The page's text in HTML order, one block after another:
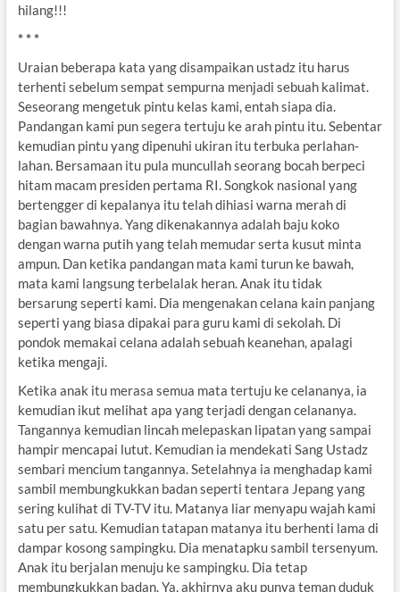
hilang!!!
* * *
Uraian beberapa kata yang disampaikan ustadz itu harus
terhenti sebelum sempat sempurna menjadi sebuah kalimat.
Seseorang mengetuk pintu kelas kami, entah siapa dia.
Pandangan kami pun segera tertuju ke arah pintu itu. Sebentar
kemudian pintu yang dipenuhi ukiran itu terbuka perlahan-
lahan. Bersamaan itu pula muncullah seorang bocah berpeci
hitam macam presiden pertama RI. Songkok nasional yang
bertengger di kepalanya itu telah dihiasi warna merah di
bagian bawahnya. Yang dikenakannya adalah baju koko
dengan warna putih yang telah memudar serta kusut minta
ampun. Dan ketika pandangan mata kami turun ke bawah,
mata kami langsung terbelalak heran. Anak itu tidak
bersarung seperti kami. Dia mengenakan celana kain panjang
seperti yang biasa dipakai para guru kami di sekolah. Di
pondok memakai celana adalah sebuah keanehan, apalagi
ketika mengaji.
Ketika anak itu merasa semua mata tertuju ke celananya, ia
kemudian ikut melihat apa yang terjadi dengan celananya.
Tangannya kemudian lincah melepaskan lipatan yang sampai
hampir mencapai lutut. Kemudian ia mendekati Sang Ustadz
sembari mencium tangannya. Setelahnya ia menghadap kami
sambil membungkukkan badan seperti tentara Jepang yang
sering kulihat di TV-TV itu. Matanya liar menyapu wajah kami
satu per satu. Kemudian tatapan matanya itu berhenti lama di
dampar kosong sampingku. Dia menatapku sambil tersenyum.
Anak itu berjalan menuju ke sampingku. Dia tetap
membungkukkan badan. Ya, akhirnya aku punya teman duduk